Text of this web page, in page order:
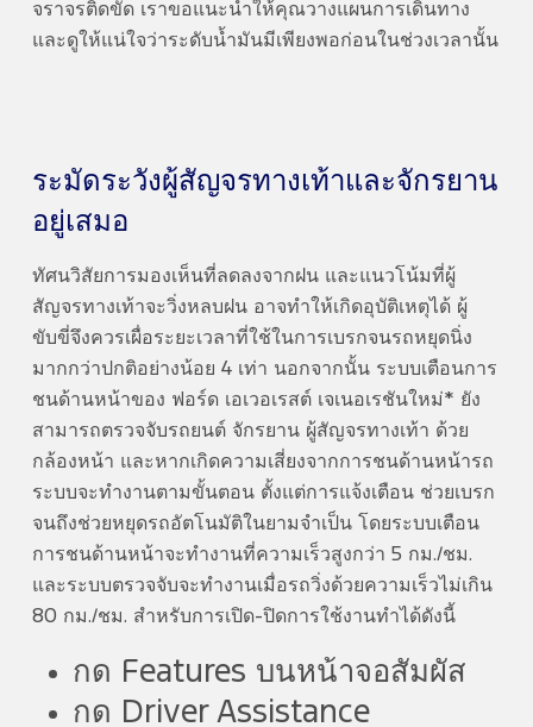
จราจรติดขัด เราขอแนะนำให้คุณวางแผนการเดินทาง
และดูให้แน่ใจว่าระดับน้ำมันมีเพียงพอก่อนในช่วงเวลานั้น
ระมัดระวังผู้สัญจรทางเท้าและจักรยาน
อยู่เสมอ
ทัศนวิสัยการมองเห็นที่ลดลงจากฝน และแนวโน้มที่ผู้
สัญจรทางเท้าจะวิ่งหลบฝน อาจทำให้เกิดอุบัติเหตุได้ ผู้
ขับขี่จึงควรเผื่อระยะเวลาที่ใช้ในการเบรกจนรถหยุดนิ่ง
มากกว่าปกติอย่างน้อย 4 เท่า นอกจากนั้น ระบบเตือนการ
ชนด้านหน้าของ ฟอร์ด เอเวอเรสต์ เจเนอเรชันใหม่* ยัง
สามารถตรวจจับรถยนต์ จักรยาน ผู้สัญจรทางเท้า ด้วย
กล้องหน้า และหากเกิดความเสี่ยงจากการชนด้านหน้ารถ
ระบบจะทำงานตามขั้นตอน ตั้งแต่การแจ้งเตือน ช่วยเบรก
จนถึงช่วยหยุดรถอัตโนมัติในยามจำเป็น โดยระบบเตือน
การชนด้านหน้าจะทำงานที่ความเร็วสูงกว่า 5 กม./ชม.
และระบบตรวจจับจะทำงานเมื่อรถวิ่งด้วยความเร็วไม่เกิน
80 กม./ชม. สำหรับการเปิด-ปิดการใช้งานทำได้ดังนี้
กด Features บนหน้าจอสัมผัส
กด Driver Assistance